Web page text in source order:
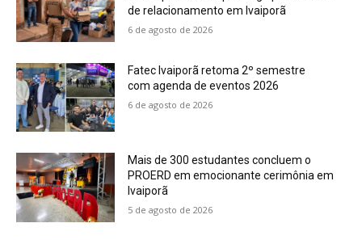
de relacionamento em Ivaiporã
6 de agosto de 2026
Fatec Ivaiporã retoma 2º semestre
com agenda de eventos 2026
6 de agosto de 2026
Mais de 300 estudantes concluem o
PROERD em emocionante cerimônia em
Ivaiporã
5 de agosto de 2026